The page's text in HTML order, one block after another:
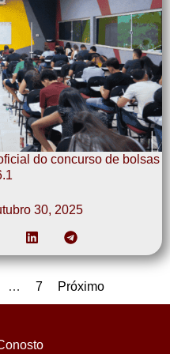
do concurso de bolsas
30, 2025
… 7 Próximo